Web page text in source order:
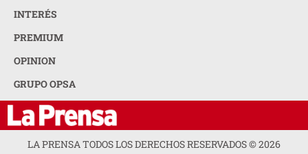
INTERÉS
PREMIUM
OPINION
GRUPO OPSA
LA PRENSA TODOS LOS DERECHOS RESERVADOS ©2026